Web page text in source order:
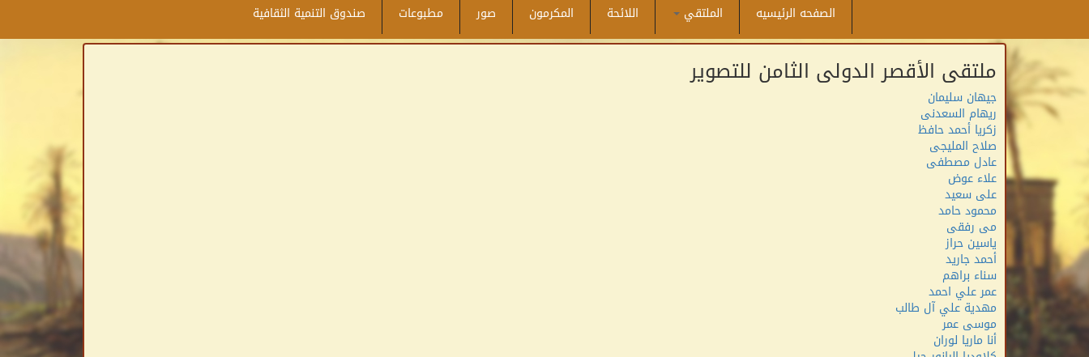
صندوق التنمية الثقافية مطبوعات صور المكرمون اللائحة الملتقي الصفحه الرئيسيه
ملتقى الأقصر الدولى الثامن للتصوير
جيهان سليمان
ريهام السعدنى
زكريا أحمد حافظ
صلاح المليجى
عادل مصطفى
علاء عوض
على سعيد
محمود حامد
مى رفقى
ياسين حراز
أحمد جاريد
سناء براهم
عمر علي احمد
مهدية علي آل طالب
موسى عمر
أنا ماريا لوران